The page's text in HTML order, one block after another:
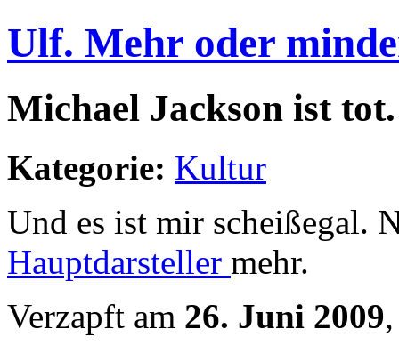
Ulf. Mehr oder
Michael Jackson ist tot.
Kategorie: Kultur
Und es ist mir scheißegal.
Hauptdarsteller mehr.
Verzapft am 26. Juni 2009